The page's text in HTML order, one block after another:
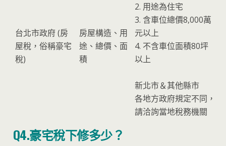
台北市政府 (房
屋稅，俗稱豪宅
稅)
房屋構造、用
途、總價、面
積
2. 用途為住宅
3. 含車位總價8,000萬
元以上
4. 不含車位面積80坪
以上
新北市＆其他縣市
各地方政府規定不同，
請洽詢當地稅務機關
Q4.豪宅稅下修多少？